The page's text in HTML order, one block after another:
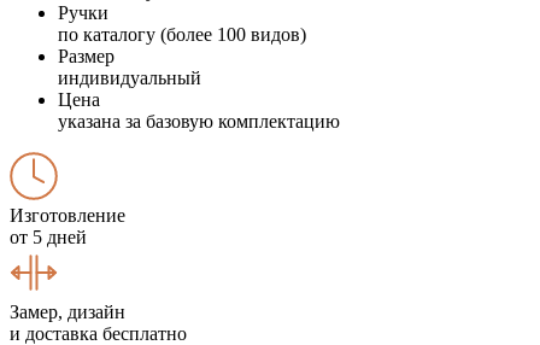
Ручки
по каталогу (более 100 видов)
Размер
индивидуальный
Цена
указана за базовую комплектацию
Изготовление
от 5 дней
Замер, дизайн
и доставка бесплатно